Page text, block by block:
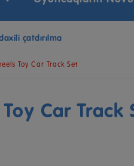
çatdırılma
Toy Car Track Set
Car Track